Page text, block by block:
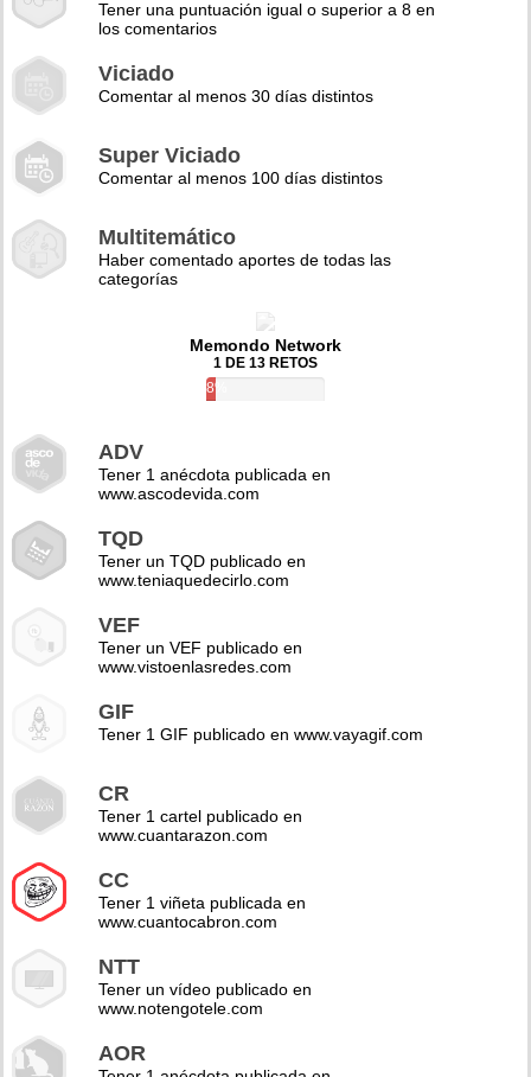
Tener una puntuación igual o superior a 8 en
los comentarios
Viciado
Comentar al menos 30 días distintos
Super Viciado
Comentar al menos 100 días distintos
Multitemático
Haber comentado aportes de todas las
categorías
Memondo Network
1 DE 13 RETOS
8%
ADV
Tener 1 anécdota publicada en
www.ascodevida.com
TQD
Tener un TQD publicado en
www.teniaquedecirlo.com
VEF
Tener un VEF publicado en
www.vistoenlasredes.com
GIF
Tener 1 GIF publicado en www.vayagif.com
CR
Tener 1 cartel publicado en
www.cuantarazon.com
CC
Tener 1 viñeta publicada en
www.cuantocabron.com
NTT
Tener un vídeo publicado en
www.notengotele.com
AOR